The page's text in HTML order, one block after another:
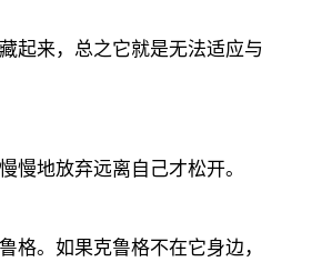
起来，总之它就是无法适应与
慢地放弃远离自己才松开。
格。如果克鲁格不在它身边，